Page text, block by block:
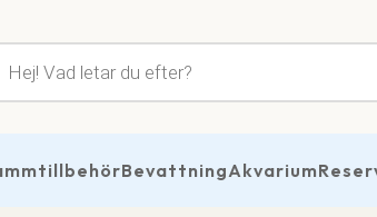
BevattningAkvarium